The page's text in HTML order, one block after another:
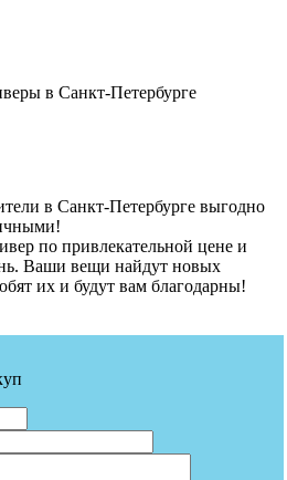
в Санкт-Петербурге
в Санкт-Петербурге выгодно
по привлекательной цене и
Ваши вещи найдут новых
их и будут вам благодарны!